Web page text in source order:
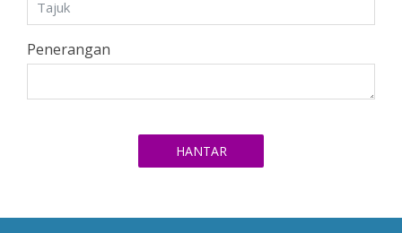
Penerangan
HANTAR